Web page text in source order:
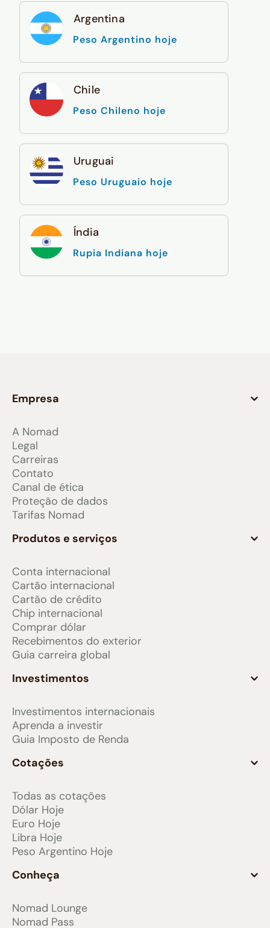
Argentina
Peso Argentino hoje
Chile
Peso Chileno hoje
Uruguai
Peso Uruguaio hoje
Índia
Rupia Indiana hoje
Empresa
A Nomad
Legal
Carreiras
Contato
Canal de ética
Proteção de dados
Tarifas Nomad
Produtos e serviços
Conta internacional
Cartão internacional
Cartão de crédito
Chip internacional
Comprar dólar
Recebimentos do exterior
Guia carreira global
Investimentos
Investimentos internacionais
Aprenda a investir
Guia Imposto de Renda
Cotações
Todas as cotações
Dólar Hoje
Euro Hoje
Libra Hoje
Peso Argentino Hoje
Conheça
Nomad Lounge
Nomad Pass